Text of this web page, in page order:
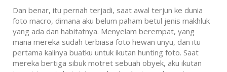
Dan benar, itu pernah terjadi, saat awal terjun ke dunia
foto macro, dimana aku belum paham betul jenis makhluk
yang ada dan habitatnya. Menyelam berempat, yang
mana mereka sudah terbiasa foto hewan unyu, dan itu
pertama kalinya buatku untuk ikutan hunting foto. Saat
mereka bertiga sibuk motret sebuah obyek, aku ikutan